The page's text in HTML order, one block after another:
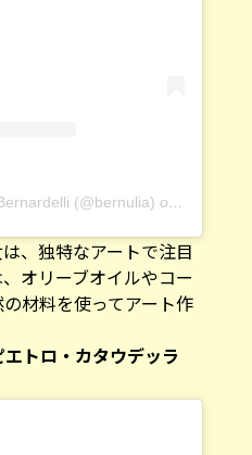
(@bernulia) on Feb 7,
、独特なアートで注目
オリーブオイルやコー
材料を使ってアート作
トロ・カタウデッラ